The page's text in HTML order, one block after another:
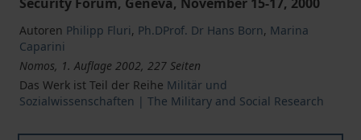
Autoren Philipp Fluri, Ph.DProf. Dr Hans Born, Marina
Caparini
Nomos, 1. Auflage 2002, 227 Seiten
Das Werk ist Teil der Reihe Militär und
Sozialwissenschaften | The Military and Social Research